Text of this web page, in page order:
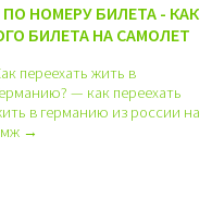
НОМЕРУ БИЛЕТА - КАК
БИЛЕТА НА САМОЛЕТ
переехать жить в
— как переехать
в германию из россии на
→